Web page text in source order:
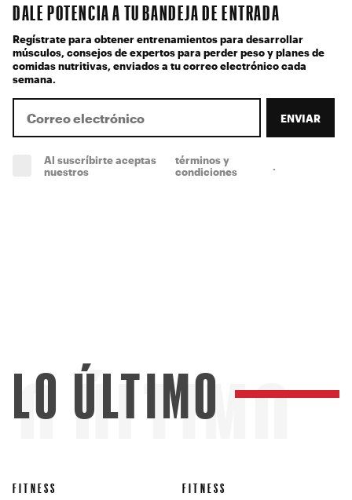
DALE POTENCIA A TU BANDEJA DE ENTRADA
Regístrate para obtener entrenamientos para desarrollar
músculos, consejos de expertos para perder peso y planes de
comidas nutritivas, enviados a tu correo electrónico cada
semana.
ENVIAR
Al suscríbirte aceptas
nuestros
términos y
condiciones
ÚLTIMO
LO ÚLTIMO
FITNESS FITNESS